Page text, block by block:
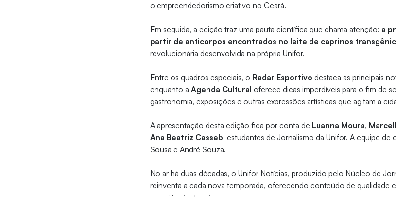
o empreendedorismo criativo no Ceará.
Em seguida, a edição traz uma pauta científica que chama atenção: a
partir de anticorpos encontrados no leite de caprinos
revolucionária desenvolvida na própria Unifor.
Entre os quadros especiais, o Radar Esportivo destaca as principais
enquanto aAgenda Cultural oferece dicas imperdíveis para o fim de
gastronomia, exposições e outras expressões artísticas que agitam a
A apresentação desta edição fica por conta de Luanna Moura,
Ana Beatriz Casseb, estudantes de Jornalismo da Unifor. A equipe de
Sousa e André Souza.
No ar há duas décadas, o Unifor Notícias, produzido pelo Núcleo de
reinventa a cada nova temporada, oferecendo conteúdo de qualidade